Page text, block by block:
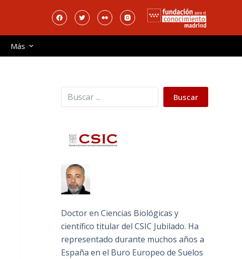
Más
Buscar Buscar
Doctor en Ciencias Biológicas y
científico titular del CSIC Jubilado. Ha
representado durante muchos años a
España en el Buro Europeo de Suelos